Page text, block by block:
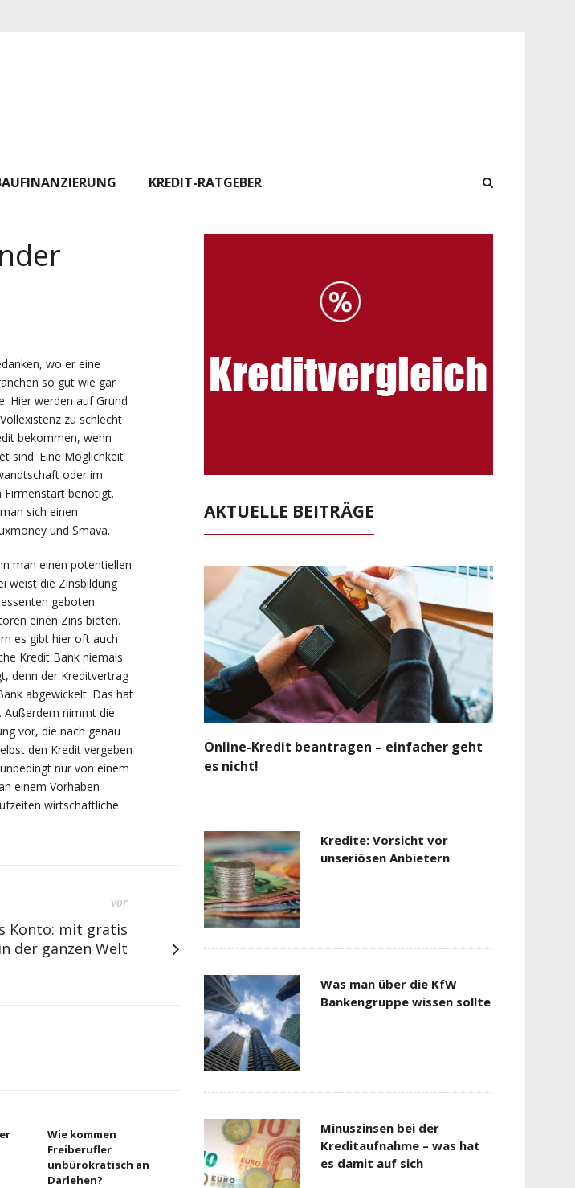
KREDIT-RATGEBER
wo er eine
so gut wie gar
Hier werden auf Grund
zu schlecht
bekommen, wenn
sind. Eine Möglichkeit
oder im
Firmenstart benötigt.
sich einen
und Smava.
man einen potentiellen
weist die Zinsbildung
geboten
einen Zins bieten.
es gibt hier oft auch
Kredit Bank niemals
denn der Kreditvertrag
abgewickelt. Das hat
Außerdem nimmt die
vor, die nach genau
den Kredit vergeben
nur von einem
einem Vorhaben
wirtschaftliche
vor
Konto: mit gratis
der ganzen Welt
Wie kommen
Freiberufler
unbürokratisch an
Darlehen?
AKTUELLE BEITRÄGE
Online-Kredit beantragen – einfacher geht
es nicht!
Kredite: Vorsicht vor
unseriösen Anbietern
Was man über die KfW
Bankengruppe wissen sollte
Minuszinsen bei der
Kreditaufnahme – was hat
es damit auf sich